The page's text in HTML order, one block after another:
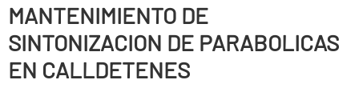
MANTENIMIENTO DE
SINTONIZACION DE PARABOLICAS
EN CALLDETENES